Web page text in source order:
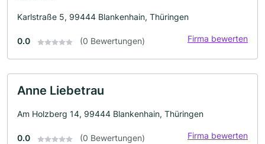
Karlstraße 5, 99444 Blankenhain, Thüringen
0.0 (0 Bewertungen) Firma bewerten
Anne Liebetrau
Am Holzberg 14, 99444 Blankenhain, Thüringen
0.0 (0 Bewertungen) Firma bewerten